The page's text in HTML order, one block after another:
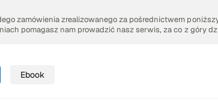
zamówienia zrealizowanego za pośrednictwem
pomagasz nam prowadzić nasz serwis, za co z góry
Ebook